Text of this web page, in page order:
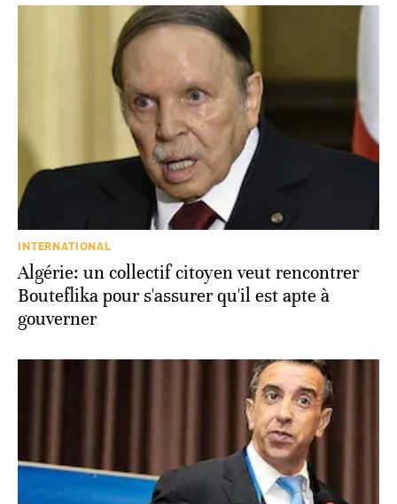
INTERNATIONAL
Algérie: un collectif citoyen veut rencontrer
Bouteflika pour s'assurer qu'il est apte à
gouverner